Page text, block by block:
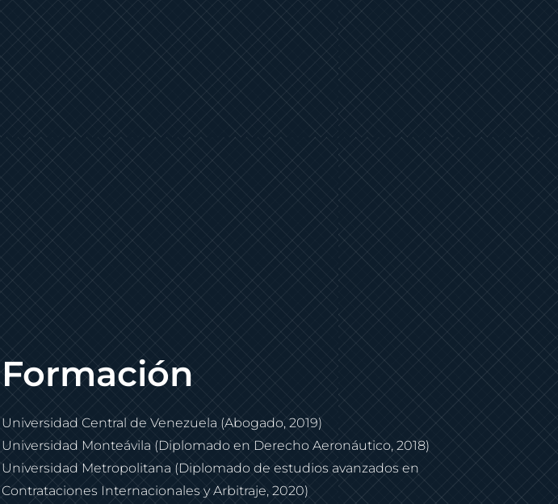
Formación
Universidad Central de Venezuela (Abogado, 2019)
Universidad Monteávila (Diplomado en Derecho Aeronáutico, 2018)
Universidad Metropolitana (Diplomado de estudios avanzados en
Contrataciones Internacionales y Arbitraje, 2020)